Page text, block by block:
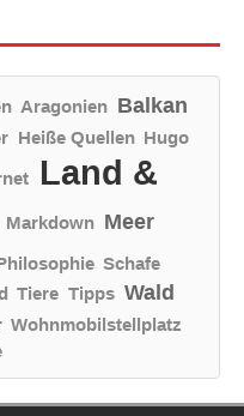
Aragonien Balkan
Heiße Quellen Hugo
Land &
Markdown Meer
Schafe
Tiere Tipps Wald
Wohnmobilstellplatz